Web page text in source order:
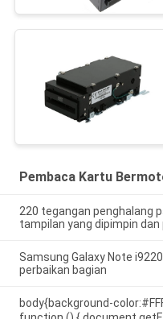
Pembaca Kartu
220 tegangan penghalang
tampilan yang dipimpin
Samsung Galaxy Note
perbaikan bagian
body{background-